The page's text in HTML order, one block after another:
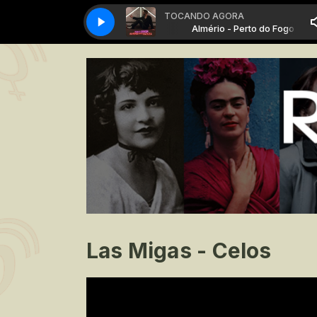
TOCANDO AGORA
Almério - Perto do Fogo Almério - Perto do Fogo
Las Migas - Celos